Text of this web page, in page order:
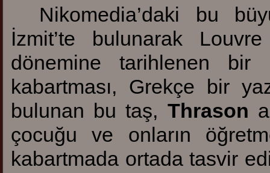
Nikomedia’daki bu
İzmit’te bulunarak
dönemine tarihlenen bir
kabartması, Grekçe bir
bulunan bu taş, Thrason
çocuğu ve onların
kabartmada ortada tasvir